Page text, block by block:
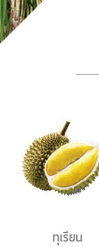
ทุเรียน